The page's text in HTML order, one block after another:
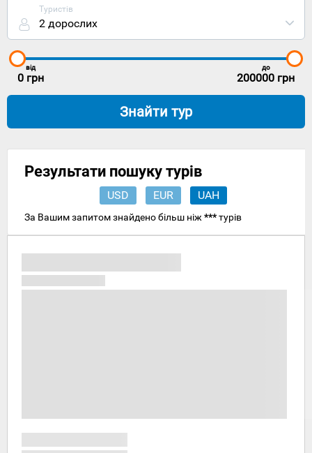
Туристів
2 дорослих
від
0 грн
до
200000 грн
Знайти тур
Результати пошуку турів
USD EUR UAH
За Вашим запитом знайдено більш ніж ***турів